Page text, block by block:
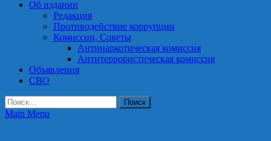
Об издании
Редакция
Противодействие коррупции
Комиссии, Советы
Антинаркотическая комиссия
Антитеррористическая комиссия
Объявления
СВО
Найти:
Main Menu